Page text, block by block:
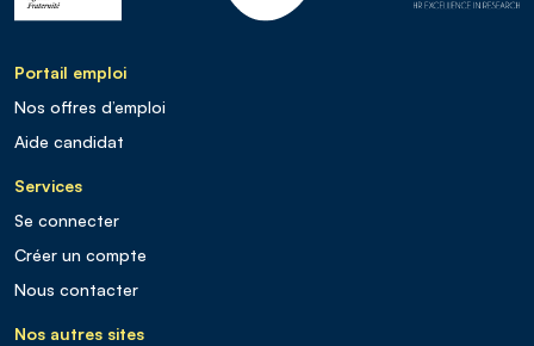
Portail emploi
Nos offres d’emploi
Aide candidat
Services
Se connecter
Créer un compte
Nous contacter
Nos autres sites